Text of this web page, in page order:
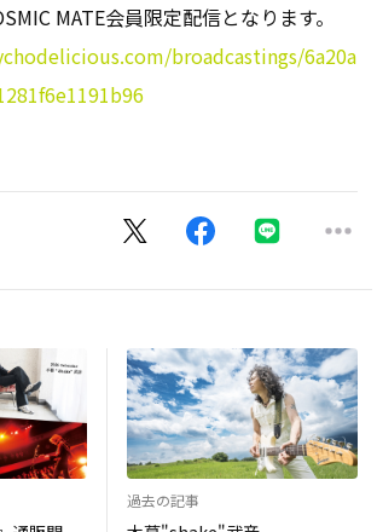
MATE会員限定配信となります。
broadcastings/6a20a
過去の記事